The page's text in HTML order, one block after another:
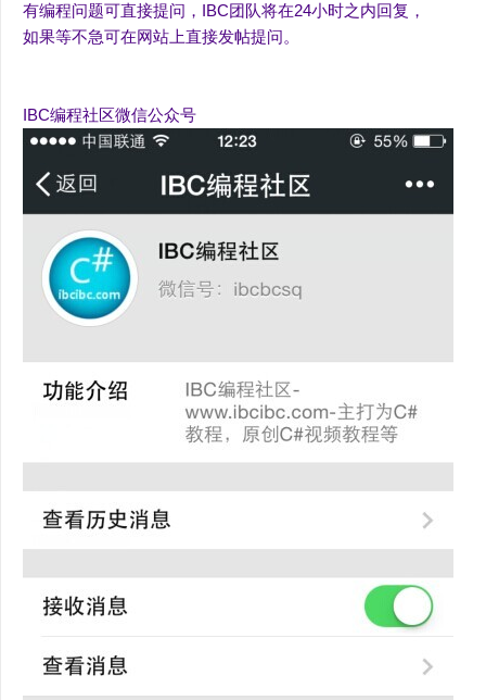
有编程问题可直接提问，IBC团队将在24小时之内回复，
如果等不急可在网站上直接发帖提问。
IBC编程社区微信公众号